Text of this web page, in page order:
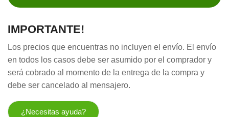
IMPORTANTE!
Los precios que encuentras no incluyen el envío. El envío
en todos los casos debe ser asumido por el comprador y
será cobrado al momento de la entrega de la compra y
debe ser cancelado al mensajero.
¿Necesitas ayuda?